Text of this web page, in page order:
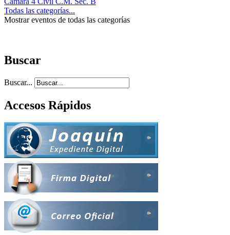
Todas las categorías...
Mostrar eventos de todas las categorías
Buscar
Buscar...
Accesos Rápidos